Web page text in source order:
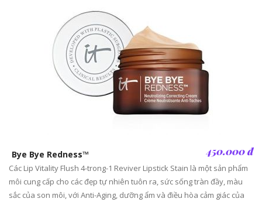
Bye Bye Redness™ 450.000 đ
Các Lip Vitality Flush 4-trong-1 Reviver Lipstick Stain là một sản phẩm
môi cung cấp cho các đẹp tự nhiên tuôn ra, sức sống tràn đầy, màu
sắc của son môi, với Anti-Aging, dưỡng ẩm và điều hòa cảm giác của